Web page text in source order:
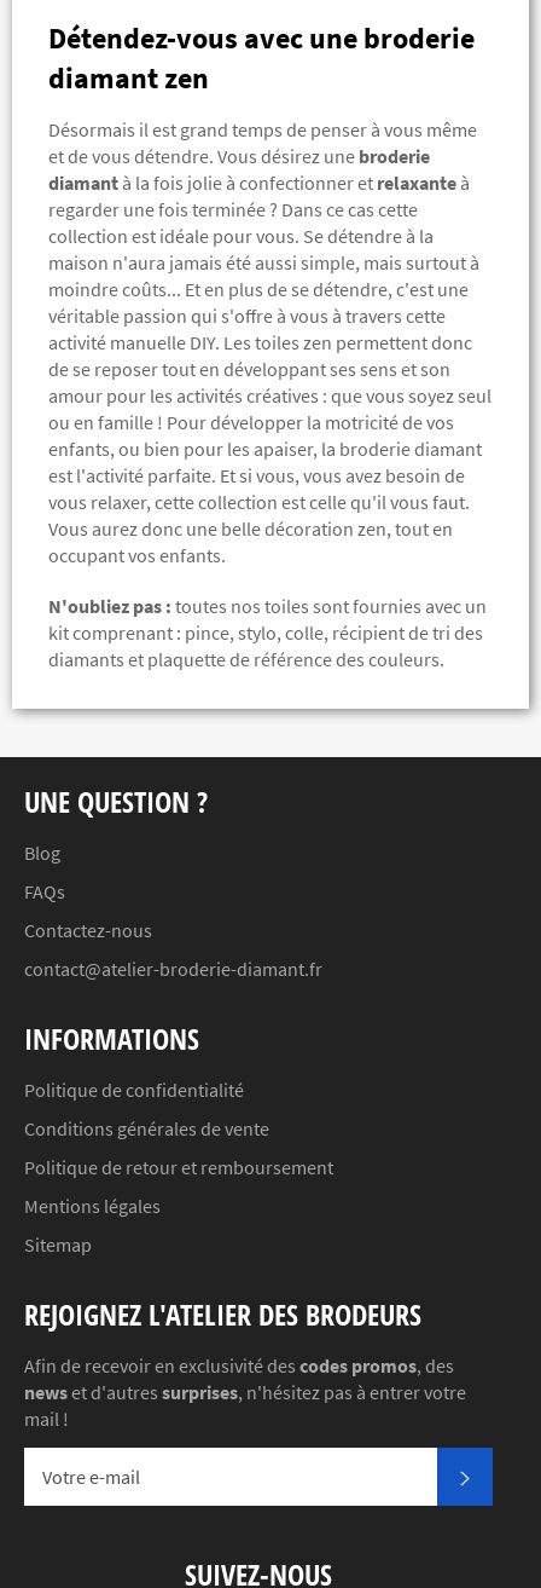
Détendez-vous avec une broderie
diamant zen
Désormais il est grand temps de penser à vous même
et de vous détendre. Vous désirez une broderie
diamant à la fois jolie à confectionner et relaxante à
regarder une fois terminée ? Dans ce cas cette
collection est idéale pour vous. Se détendre à la
maison n'aura jamais été aussi simple, mais surtout à
moindre coûts... Et en plus de se détendre, c'est une
véritable passion qui s'offre à vous à travers cette
activité manuelle DIY. Les toiles zen permettent donc
de se reposer tout en développant ses sens et son
amour pour les activités créatives : que vous soyez seul
ou en famille ! Pour développer la motricité de vos
enfants, ou bien pour les apaiser, la broderie diamant
est l'activité parfaite. Et si vous, vous avez besoin de
vous relaxer, cette collection est celle qu'il vous faut.
Vous aurez donc une belle décoration zen, tout en
occupant vos enfants.
N'oubliez pas : toutes nos toiles sont fournies avec un
kit comprenant : pince, stylo, colle, récipient de tri des
diamants et plaquette de référence des couleurs.
UNE QUESTION ?
Blog
FAQs
Contactez-nous
contact@atelier-broderie-diamant.fr
INFORMATIONS
Politique de confidentialité
Conditions générales de vente
Politique de retour et remboursement
Mentions légales
Sitemap
REJOIGNEZ L'ATELIER DES BRODEURS
Afin de recevoir en exclusivité des codes promos, des
newset d'autres surprises, n'hésitez pas à entrer votre
mail !
SUIVEZ-NOUS